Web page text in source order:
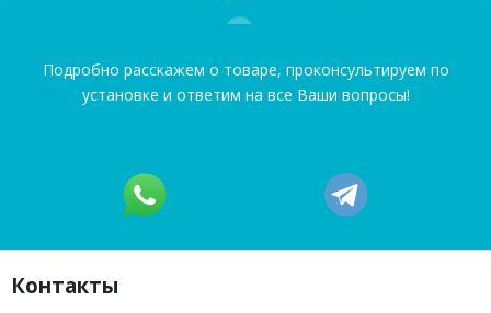
Подробно расскажем о товаре, проконсультируем по
установке и ответим на все Ваши вопросы!
Контакты